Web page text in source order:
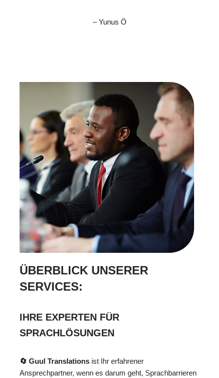
– Yunus Ö
ÜBERBLICK UNSERER
SERVICES:
IHRE EXPERTEN FÜR
SPRACHLÖSUNGEN
🔄 Guul Translations ist Ihr erfahrener
Ansprechpartner, wenn es darum geht, Sprachbarrieren